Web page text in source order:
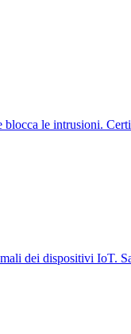
le intrusioni.
dei dispositivi IoT.